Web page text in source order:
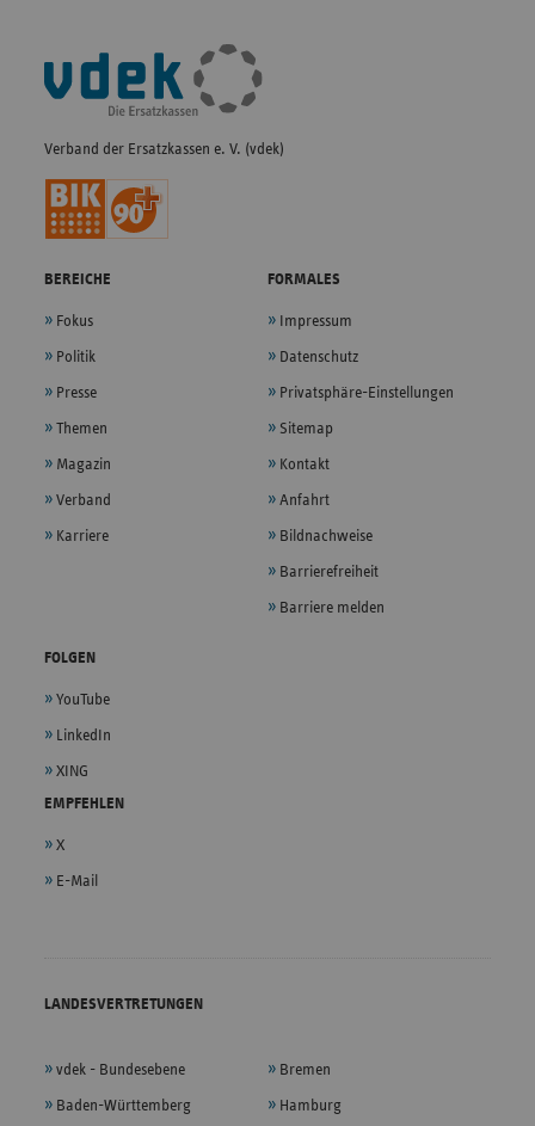
Fußleisten-
Navigation
Verband der Ersatzkassen e. V. (vdek)
BEREICHE
Fokus
Politik
Presse
Themen
Magazin
Verband
Karriere
FORMALES
Impressum
Datenschutz
Privatsphäre-Einstellungen
Sitemap
Kontakt
Anfahrt
Bildnachweise
Barrierefreiheit
Barriere melden
FOLGEN
YouTube
LinkedIn
XING
EMPFEHLEN
X
E-Mail
LANDESVERTRETUNGEN
vdek - Bundesebene
Baden-Württemberg
Bremen
Hamburg